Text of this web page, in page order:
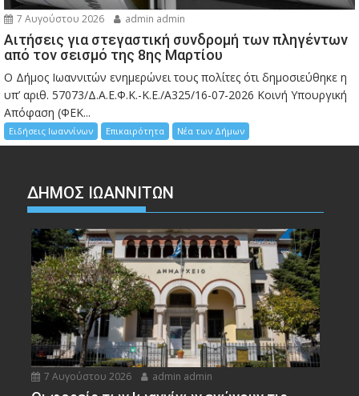
7 Αυγούστου 2026 admin admin
Αιτήσεις για στεγαστική συνδρομή των πληγέντων
από τον σεισμό της 8ης Μαρτίου
Ο Δήμος Ιωαννιτών ενημερώνει τους πολίτες ότι δημοσιεύθηκε η
υπ’ αριθ. 57073/Δ.Α.Ε.Φ.Κ.-Κ.Ε./Α325/16-07-2026 Κοινή Υπουργική
Απόφαση (ΦΕΚ...
Ειδήσεις Ιωαννίνων Επικαιρότητα Νέα των Δήμων
ΔΗΜΟΣ ΙΩΑΝΝΙΤΩΝ
7 Αυγούστου 2026 admin admin